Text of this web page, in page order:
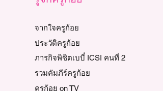
จากใจครูก้อย
ประวัติครูก้อย
ภารกิจพิชิตเบบี๋ ICSI คนที่ 2
รวมคัมภีร์ครูก้อย
ครูก้อย on TV